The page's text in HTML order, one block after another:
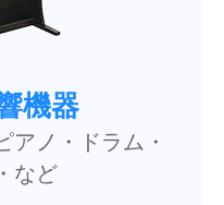
機器
アノ・ドラム・
など